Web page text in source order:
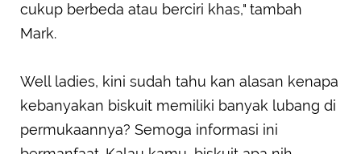
cukup berbeda atau berciri khas," tambah
Mark.
Well ladies, kini sudah tahu kan alasan kenapa
kebanyakan biskuit memiliki banyak lubang di
permukaannya? Semoga informasi ini